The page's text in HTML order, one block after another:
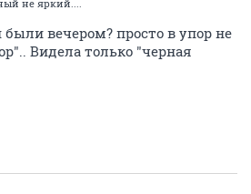
не яркий....
вечером? просто в упор не
Видела только "черная